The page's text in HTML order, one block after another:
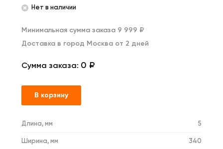
Нет в наличии
Минимальная сумма заказа 9 999 ₽
Доставка в город Москва от 2 дней
Сумма заказа: 0 ₽
В корзину
Длина, мм 5
Ширина, мм 340